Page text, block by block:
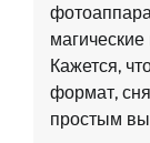
магические
Кажется,
формат,
простым